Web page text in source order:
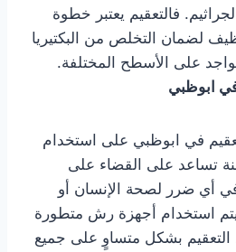
فالتعقيم يعتبر خطوة
لضمان التخلص من البكتيريا
على الأسطح المختلفة.
ابوظبي
في ابوظبي على استخدام
تساعد على القضاء على
أي ضرر لصحة الإنسان أو
يتم استخدام أجهزة رش متطورة
التعقيم بشكل متساوٍ على جميع